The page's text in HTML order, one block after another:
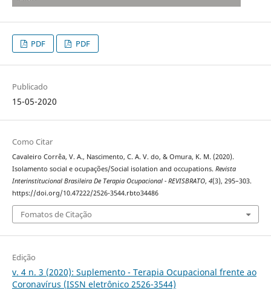
PDF PDF
Publicado
15-05-2020
Como Citar
Cavaleiro Corrêa, V. A., Nascimento, C. A. V. do, & Omura, K. M. (2020).
Isolamento social e ocupações/Social isolation and occupations. Revista
Interinstitucional Brasileira De Terapia Ocupacional - REVISBRATO, 4(3), 295–303.
https://doi.org/10.47222/2526-3544.rbto34486
Fomatos de Citação
Edição
v. 4 n. 3 (2020): Suplemento - Terapia Ocupacional frente ao
Coronavírus (ISSN eletrônico 2526-3544)